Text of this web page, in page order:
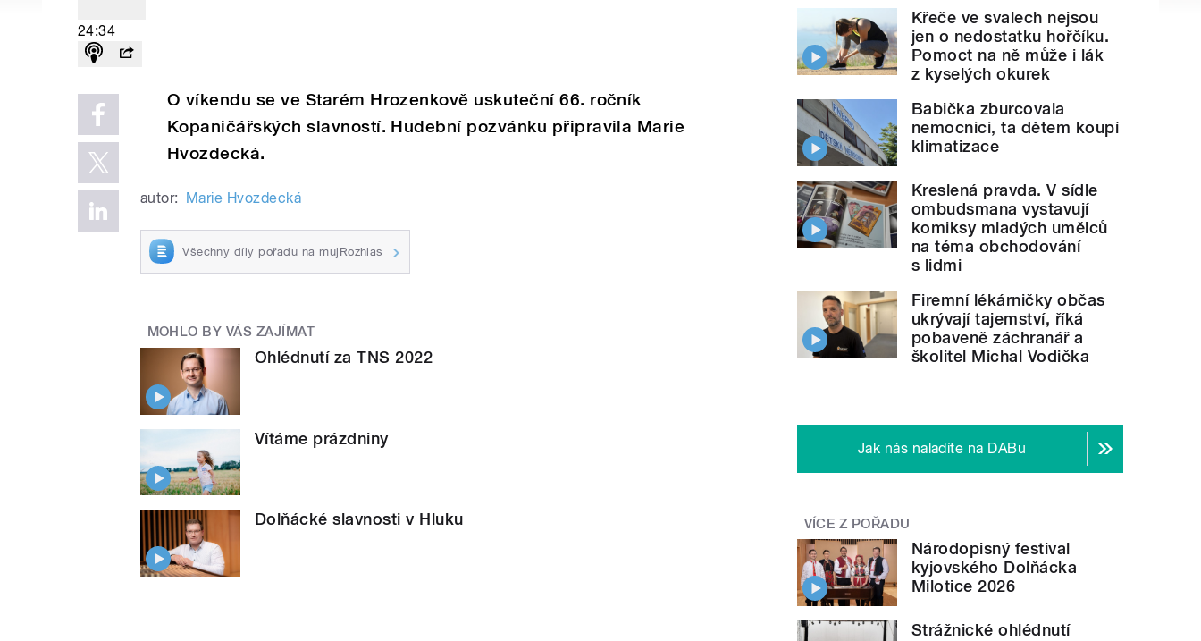
24:34
O víkendu se ve Starém Hrozenkově uskuteční 66. ročník
Kopaničářských slavností. Hudební pozvánku připravila Marie
Hvozdecká.
autor: Marie Hvozdecká
Všechny díly pořadu na mujRozhlas
MOHLO BY VÁS ZAJÍMAT
Ohlédnutí za TNS 2022
Vítáme prázdniny
Dolňácké slavnosti v Hluku
Křeče ve svalech nejsou
jen o nedostatku hořčíku.
Pomoct na ně může i lák
z kyselých okurek
Babička zburcovala
nemocnici, ta dětem koupí
klimatizace
Kreslená pravda. V sídle
ombudsmana vystavují
komiksy mladých umělců
na téma obchodování
s lidmi
Firemní lékárničky občas
ukrývají tajemství, říká
pobaveně záchranář a
školitel Michal Vodička
Jak nás naladíte na DABu
VÍCE Z POŘADU
Národopisný festival
kyjovského Dolňácka
Milotice 2026
Strážnické ohlédnutí